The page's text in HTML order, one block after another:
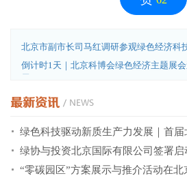
北京市副市长司马红调研参观绿色经济科
倒计时1天｜北京科博会绿色经济主题展
展！
绿色科技驱动新质生产力发展｜首届
绿协与投资北京国际有限公司签署启
“零碳园区”方案展示与推介活动在北